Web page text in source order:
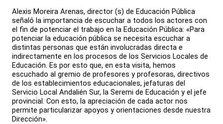
Alexis Moreira Arenas, director (s) de Educación Pública
señaló la importancia de escuchar a todos los actores con
el fin de potenciar el trabajo en la Educación Pública: «Para
potenciar la educación pública se necesita escuchar a
distintas personas que están involucradas directa e
indirectamente en los procesos de los Servicios Locales de
Educación. Es por esto que, en esta visita, hemos
escuchado al gremio de profesores y profesoras, directivos
de los establecimientos educacionales, jefaturas del
Servicio Local Andalién Sur, la Seremi de Educación y el jefe
provincial. Con esto, la apreciación de cada actor nos
permite particularizar apoyos y orientaciones desde nuestra
Dirección».